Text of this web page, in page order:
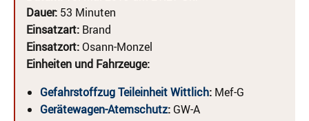
Dauer: 53 Minuten
Einsatzart: Brand
Einsatzort:Osann-Monzel
Einheiten und Fahrzeuge:
Gefahrstoffzug Teileinheit Wittlich: Mef-G
Gerätewagen-Atemschutz: GW-A